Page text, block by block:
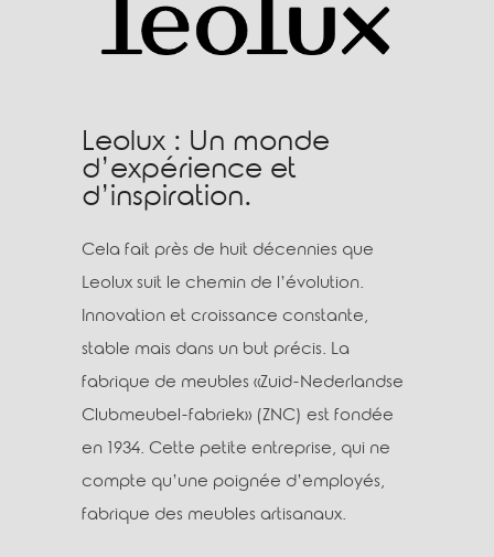
Leolux : Un monde
d’expérience et
d’inspiration.
Cela fait près de huit décennies que
Leolux suit le chemin de l’évolution.
Innovation et croissance constante,
stable mais dans un but précis. ​La
fabrique de meubles «Zuid-Nederlandse
Clubmeubel-fabriek» (ZNC) est fondée
en 1934. Cette petite entreprise, qui ne
compte qu’une poignée d’employés,
fabrique des meubles artisanaux.